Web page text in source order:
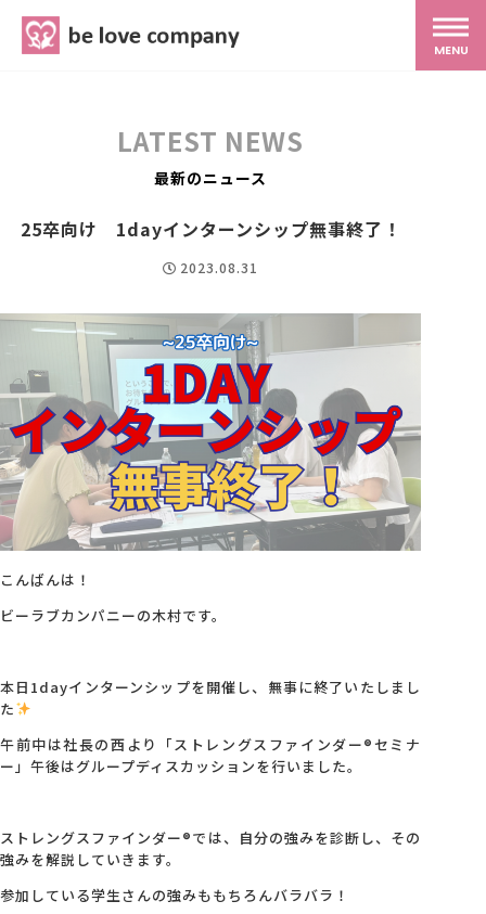
MENU
MG研修
スタッフ紹介
最新ブログ
会社概要
お問い合わせ
LATEST NEWS
最新のニュース
25卒向け 1dayインターンシップ無事終了！
2023.08.31
こんばんは！
ビーラブカンパニーの木村です。
本日1dayインターンシップを開催し、無事に終了いたしまし
た
午前中は社長の西より「ストレングスファインダー®セミナ
ー」午後はグループディスカッションを行いました。
ストレングスファインダー®では、自分の強みを診断し、その
強みを解説していきます。
参加している学生さんの強みももちろんバラバラ！